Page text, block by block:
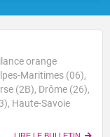
orange
Maritimes (06),
(2B), Drôme (26),
Haute-Savoie